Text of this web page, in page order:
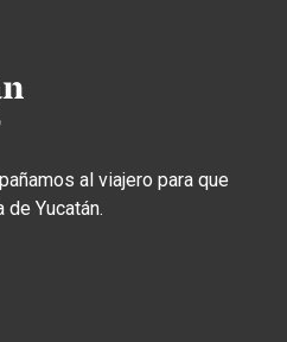
al viajero para que
Yucatán.